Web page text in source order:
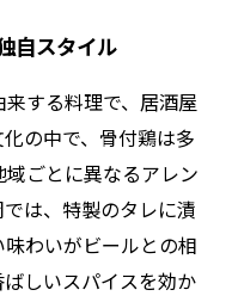
自スタイル
する料理で、居酒屋
の中で、骨付鶏は多
ごとに異なるアレン
は、特製のタレに漬
わいがビールとの相
しいスパイスを効か